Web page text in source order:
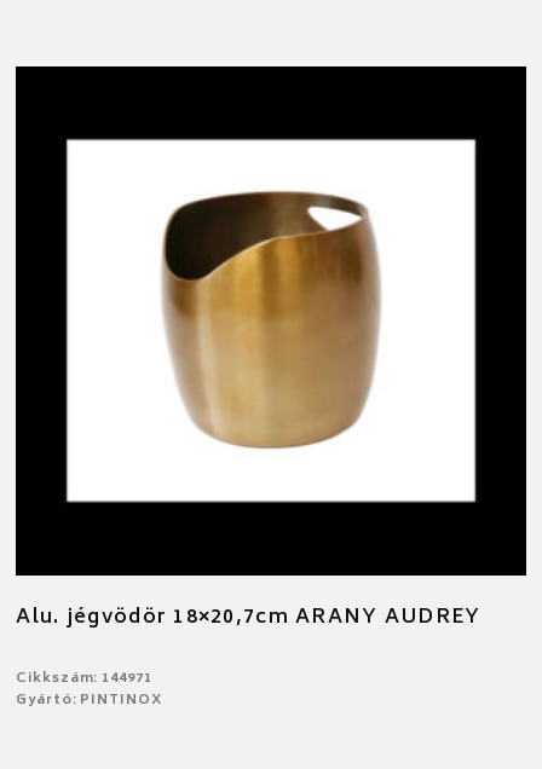
Alu. jégvödör 18×20,7cm ARANY AUDREY
Cikkszám: 144971
Gyártó: PINTINOX